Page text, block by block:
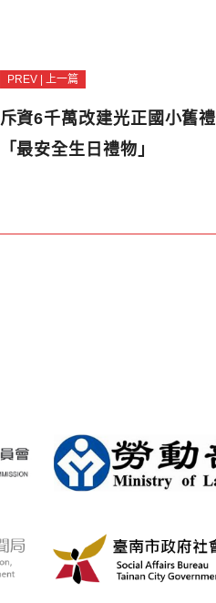
PREV | 上一篇
斥資6千萬改建光正國小舊
「最安全生日禮物」